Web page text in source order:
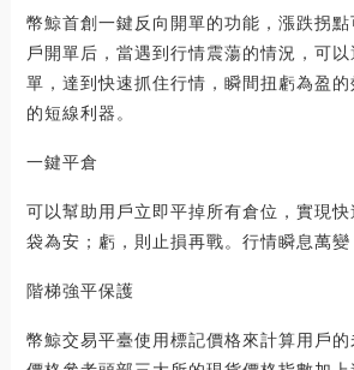
幣鯨首創一鍵反向開單的功能，漲跌拐
戶開單后，當遇到行情震蕩的情況，可
單，達到快速抓住行情，瞬間扭虧為盈
的短線利器。
一鍵平倉
可以幫助用戶立即平掉所有倉位，實現
袋為安；虧，則止損再戰。行情瞬息萬
階梯強平保護
幣鯨交易平臺使用標記價格來計算用戶